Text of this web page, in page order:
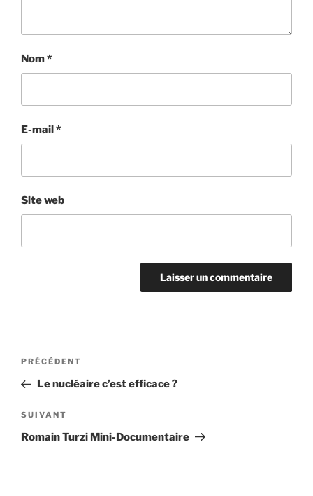
Nom*
E-mail*
Site web
Navigation
l’article
Article
précédent
PRÉCÉDENT
Le nucléaire c’est efficace ?
Article
suivant
SUIVANT
Romain Turzi Mini-Documentaire